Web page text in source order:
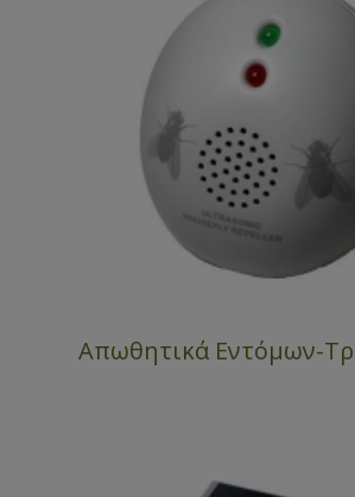
Απωθητικά Εντόμων-